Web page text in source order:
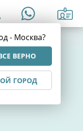
- Москва?
ВЕРНО
ГОРОД